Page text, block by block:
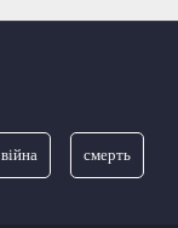
війна смерть